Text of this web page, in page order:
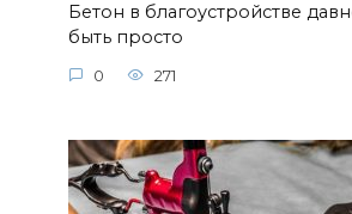
Бетон в благоустройстве
быть просто
0 271